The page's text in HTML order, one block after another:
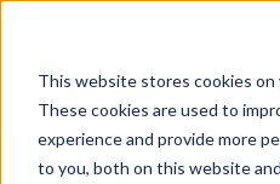
This website stores cookies on
These cookies are used to
experience and provide more
to you, both on this website
Untermenü für